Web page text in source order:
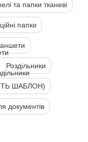
та папки тканеві
папки
Роздільники
ШАБЛОН)
документів